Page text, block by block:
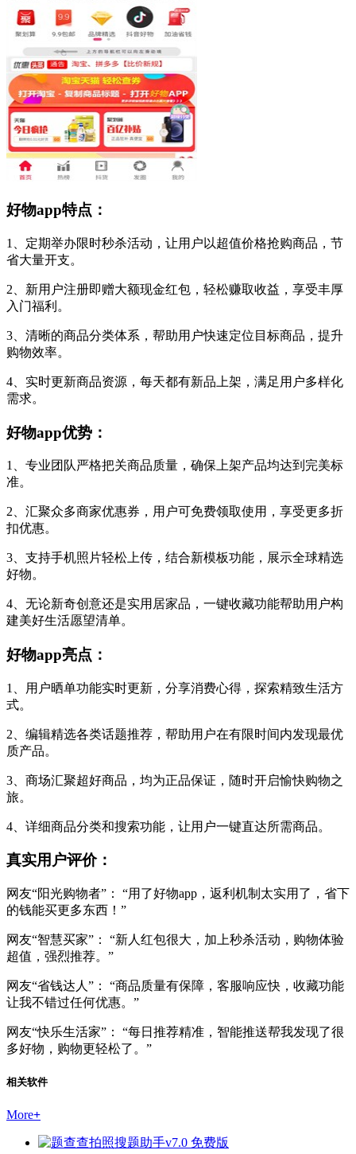
好物app特点：
1、定期举办限时秒杀活动，让用户以超值价格抢购商品，节
省大量开支。
2、新用户注册即赠大额现金红包，轻松赚取收益，享受丰厚
入门福利。
3、清晰的商品分类体系，帮助用户快速定位目标商品，提升
购物效率。
4、实时更新商品资源，每天都有新品上架，满足用户多样化
需求。
好物app优势：
1、专业团队严格把关商品质量，确保上架产品均达到完美标
准。
2、汇聚众多商家优惠券，用户可免费领取使用，享受更多折
扣优惠。
3、支持手机照片轻松上传，结合新模板功能，展示全球精选
好物。
4、无论新奇创意还是实用居家品，一键收藏功能帮助用户构
建美好生活愿望清单。
好物app亮点：
1、用户晒单功能实时更新，分享消费心得，探索精致生活方
式。
2、编辑精选各类话题推荐，帮助用户在有限时间内发现最优
质产品。
3、商场汇聚超好商品，均为正品保证，随时开启愉快购物之
旅。
4、详细商品分类和搜索功能，让用户一键直达所需商品。
真实用户评价：
网友“阳光购物者”： “用了好物app，返利机制太实用了，省下
的钱能买更多东西！”
网友“智慧买家”： “新人红包很大，加上秒杀活动，购物体验
超值，强烈推荐。”
网友“省钱达人”： “商品质量有保障，客服响应快，收藏功能
让我不错过任何优惠。”
网友“快乐生活家”： “每日推荐精准，智能推送帮我发现了很
多好物，购物更轻松了。”
相关软件
More+